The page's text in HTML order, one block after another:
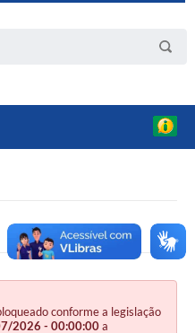
conforme a legislação
2026 - 00:00:00a